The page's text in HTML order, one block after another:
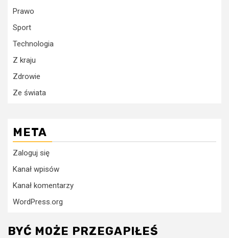
Prawo
Sport
Technologia
Z kraju
Zdrowie
Ze świata
META
Zaloguj się
Kanał wpisów
Kanał komentarzy
WordPress.org
BYĆ MOŻE PRZEGAPIŁEŚ